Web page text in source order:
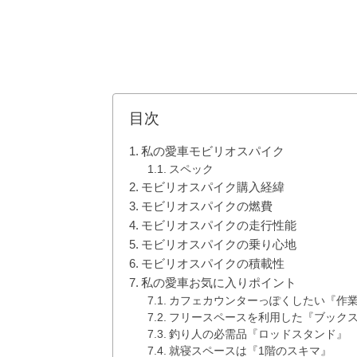
目次
私の愛車モビリオスパイク
スペック
モビリオスパイク購入経緯
モビリオスパイクの燃費
モビリオスパイクの走行性能
モビリオスパイクの乗り心地
モビリオスパイクの積載性
私の愛車お気に入りポイント
カフェカウンターっぽくしたい『作業
フリースペースを利用した『ブックス
釣り人の必需品『ロッドスタンド』
就寝スペースは『1階のスキマ』